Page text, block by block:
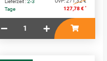
Lieferzeit :2-3
Tage
127,78 € *